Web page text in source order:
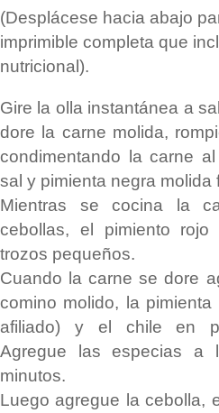
(Desplácese hacia abajo
imprimible completa que
nutricional).
Gire la olla instantánea a
dore la carne molida,
condimentando la carne
sal y pimienta negra molida
Mientras se cocina la
cebollas, el pimiento
trozos pequeños.
Cuando la carne se dore
comino molido, la
afiliado) y el chile en
Agregue las especias a
minutos.
Luego agregue la cebolla,